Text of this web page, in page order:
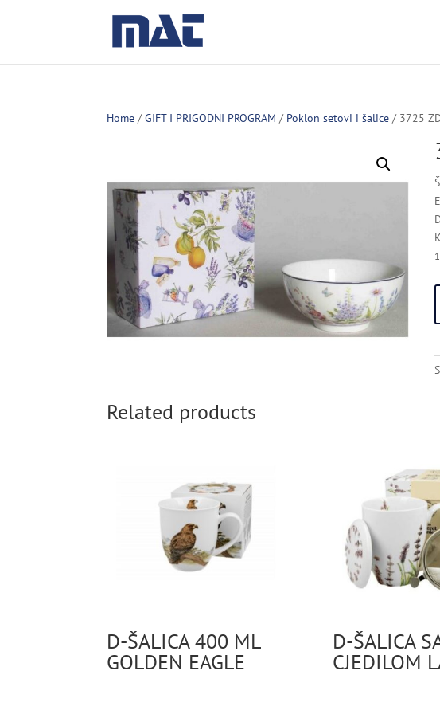
Home /GIFT I PRIGODNI PROGRAM / Poklon setovi i šalice / 3725
6
Related products
D-ŠALICA 400 ML
GOLDEN EAGLE
D-ŠALICA
CJEDILOM